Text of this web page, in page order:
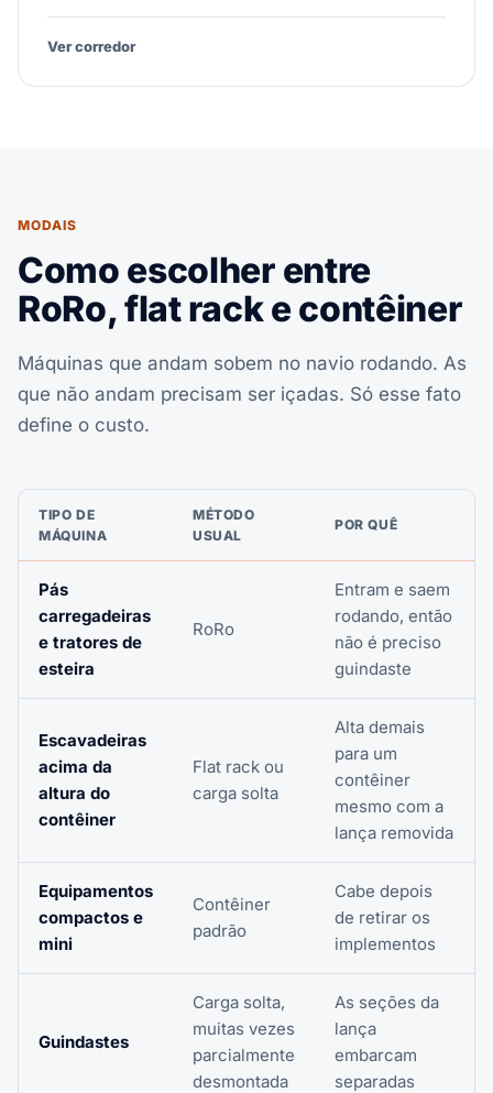
Ver corredor
MODAIS
Como escolher entre
RoRo, flat rack e contêiner
Máquinas que andam sobem no navio rodando. As
que não andam precisam ser içadas. Só esse fato
define o custo.
TIPO DE
MÁQUINA
MÉTODO
USUAL
POR QUÊ
Pás
carregadeiras
e tratores de
esteira
RoRo
Entram e saem
rodando, então
não é preciso
guindaste
Escavadeiras
acima da
altura do
contêiner
Flat rack ou
carga solta
Alta demais
para um
contêiner
mesmo com a
lança removida
Equipamentos
compactos e
mini
Contêiner
padrão
Cabe depois
de retirar os
implementos
Guindastes
Carga solta,
muitas vezes
parcialmente
desmontada
As seções da
lança
embarcam
separadas